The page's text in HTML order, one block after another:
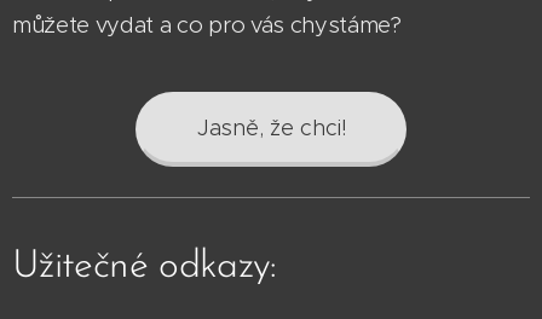
můžete vydat a co pro vás chystáme?
Jasně, že chci!
Užitečné odkazy: